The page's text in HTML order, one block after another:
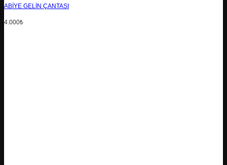
ABIYE GELIN ÇANTASI
4.000₺